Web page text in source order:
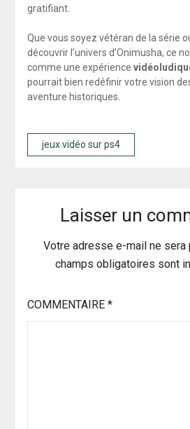
gratifiant.
Que vous soyez vétéran de la série
découvrir l’univers d’Onimusha, ce
comme une expérience
pourrait bien redéfinir votre vision
aventure historiques.
jeux vidéo sur ps4
Laisser un
Votre adresse e-mail ne sera
champs obligatoires sont
COMMENTAIRE *